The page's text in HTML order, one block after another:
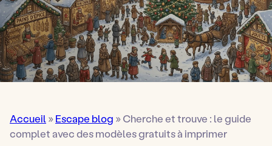
Accueil»Escape blog »Cherche et trouve : le guide
complet avec des modèles gratuits à imprimer